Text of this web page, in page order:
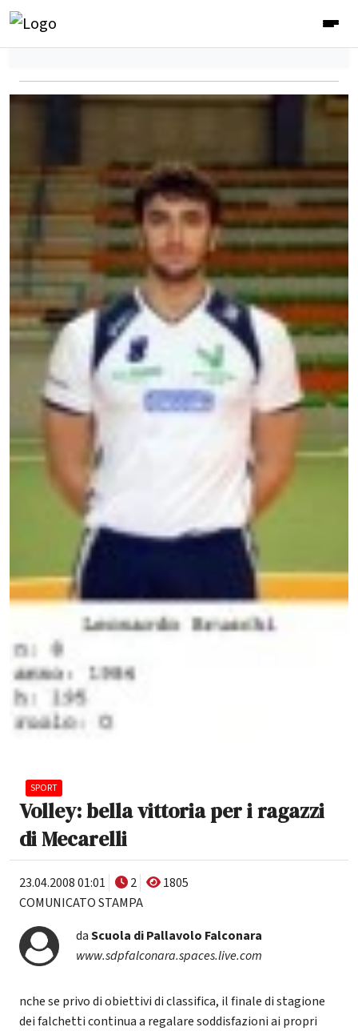
SPORT
Volley: bella vittoria per i ragazzi
di Mecarelli
23.04.2008 01:01 2
1805
COMUNICATO STAMPA
daScuola di Pallavolo Falconara
www.sdpfalconara.spaces.live.com
nche se privo di obiettivi di classifica, il finale di stagione
dei falchetti continua a regalare soddisfazioni ai propri